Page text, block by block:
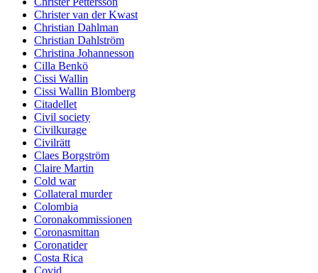
Christer van der Kwast
Christian Dahlman
Christian Dahlström
Christina Johannesson
Cilla Benkö
Cissi Wallin
Cissi Wallin Blomberg
Citadellet
Civil society
Civilkurage
Civilrätt
Claes Borgström
Claire Martin
Cold war
Collateral murder
Colombia
Coronakommissionen
Coronasmittan
Coronatider
Costa Rica
Covid